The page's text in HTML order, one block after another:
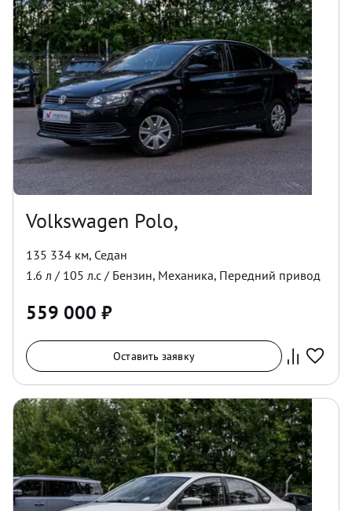
Volkswagen Polo,
135 334 км, Седан
1.6 л / 105 л.с / Бензин, Механика, Передний привод
559 000 ₽
Оставить заявку